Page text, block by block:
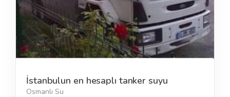
İstanbulun en hesaplı tanker suyu
Osmanlı Su